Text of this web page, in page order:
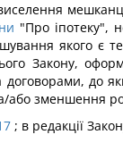
"Про іпотеку",
якого є
Закону,
до
або зменшення
; в редакції